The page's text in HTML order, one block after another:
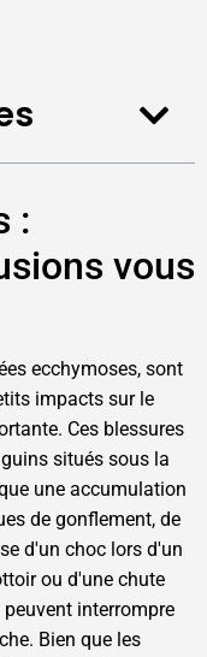
:
vous
ecchymoses, sont
impacts sur le
Ces blessures
situés sous la
une accumulation
de gonflement, de
d'un choc lors d'un
ou d'une chute
interrompre
Bien que les